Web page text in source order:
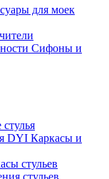
для моек
Сифоны и
Каркасы и
стульев
стульев